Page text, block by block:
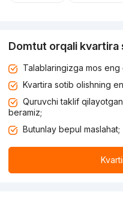
Domtut orqali kvartira
Talablaringizga mos
Kvartira sotib olishning
Quruvchi taklif
beramiz;
Butunlay bepul maslahat;